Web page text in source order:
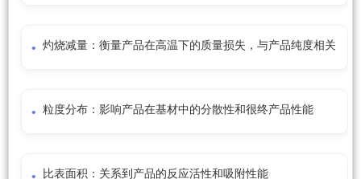
灼烧减量：衡量产品在高温下的质量损失，与产品纯度相关
粒度分布：影响产品在基材中的分散性和很终产品性能
比表面积：关系到产品的反应活性和吸附性能